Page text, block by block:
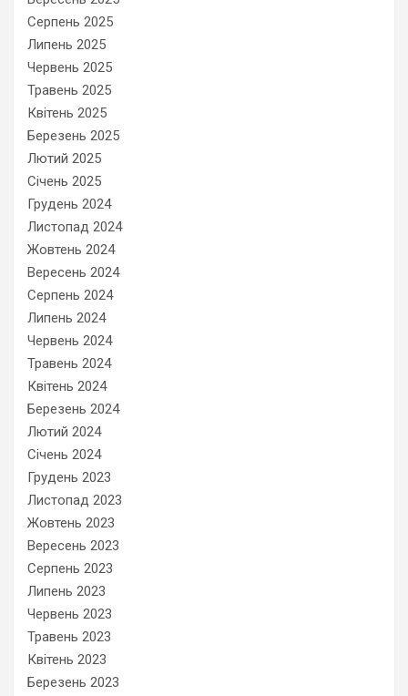
Серпень 2025
Липень 2025
Червень 2025
Травень 2025
Квітень 2025
Березень 2025
Лютий 2025
Січень 2025
Грудень 2024
Листопад 2024
Жовтень 2024
Вересень 2024
Серпень 2024
Липень 2024
Червень 2024
Травень 2024
Квітень 2024
Березень 2024
Лютий 2024
Січень 2024
Грудень 2023
Листопад 2023
Жовтень 2023
Вересень 2023
Серпень 2023
Липень 2023
Червень 2023
Травень 2023
Квітень 2023
Березень 2023